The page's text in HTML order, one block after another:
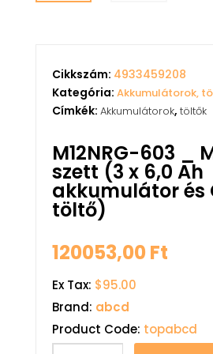
Cikkszám: 4933459208
Kategória: Akkumulátorok,
Címkék: Akkumulátorok, töltők
M12NRG-603 _
szett (3 x 6,0 Ah
akkumulátor és
töltő)
120053,00Ft
Ex Tax: $95.00
Brand: abcd
Product Code: topabcd